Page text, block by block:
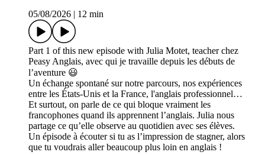
05/08/2026
12 min
Part 1 of this new episode with Julia Motet, teacher chez
Peasy Anglais, avec qui je travaille depuis les débuts de
l’aventure 😃
Un échange spontané sur notre parcours, nos expériences
entre les États-Unis et la France, l'anglais professionnel…
Et surtout, on parle de ce qui bloque vraiment les
francophones quand ils apprennent l’anglais. Julia nous
partage ce qu’elle observe au quotidien avec ses élèves.
Un épisode à écouter si tu as l’impression de stagner, alors
que tu voudrais aller beaucoup plus loin en anglais !